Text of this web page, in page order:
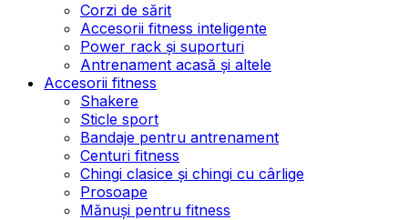
Corzi de sărit
Accesorii fitness inteligente
Power rack și suporturi
Antrenament acasă și altele
Accesorii fitness
Shakere
Sticle sport
Bandaje pentru antrenament
Centuri fitness
Chingi clasice și chingi cu cârlige
Prosoape
Mănuși pentru fitness